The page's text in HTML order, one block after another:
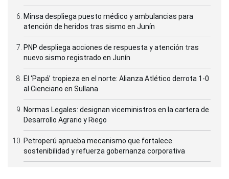
Minsa despliega puesto médico y ambulancias para
atención de heridos tras sismo en Junín
PNP despliega acciones de respuesta y atención tras
nuevo sismo registrado en Junín
El ‘Papá’ tropieza en el norte: Alianza Atlético derrota 1-0
al Cienciano en Sullana
Normas Legales: designan viceministros en la cartera de
Desarrollo Agrario y Riego
Petroperú aprueba mecanismo que fortalece
sostenibilidad y refuerza gobernanza corporativa